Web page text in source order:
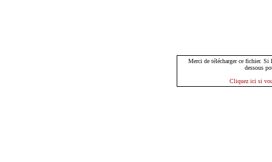
Merci de télécharger ce fichier. Si
dessous
Cliquez ici si